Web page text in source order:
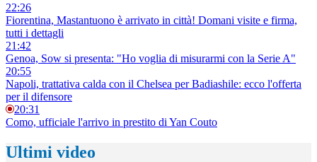
22:26
Fiorentina, Mastantuono è arrivato in città! Domani visite e firma,
tutti i dettagli
21:42
Genoa, Sow si presenta: "Ho voglia di misurarmi con la Serie A"
20:55
Napoli, trattativa calda con il Chelsea per Badiashile: ecco l'offerta
per il difensore
20:31
Como, ufficiale l'arrivo in prestito di Yan Couto
Ultimi video